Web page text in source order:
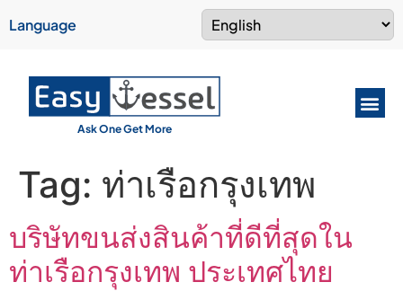
Language
Ask One Get More
Tag: ท่าเรือกรุงเทพ
บริษัทขนส่งสินค้าที่ดีที่สุดใน
ท่าเรือกรุงเทพ ประเทศไทย